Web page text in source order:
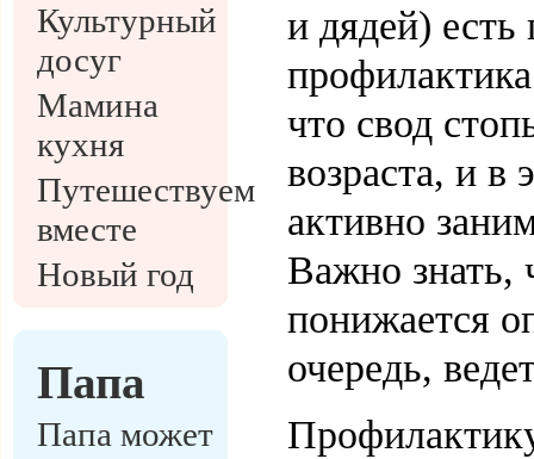
Культурный
досуг
Мамина
кухня
Путешествуем
вместе
Новый год
Папа
Папа может
и дядей) есть
что свод
возраста, и в
активно
Важно знать,
понижается
очередь,